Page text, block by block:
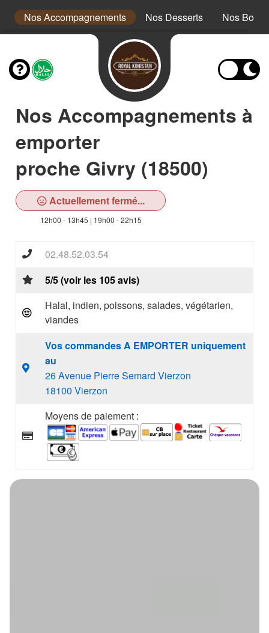
Nos Accompagnements Nos Desserts Nos
Nos Accompagnements à
emporter
proche Givry (18500)
Actuellement fermé...
12h00 - 13h45 | 19h00 - 22h15
02.48.52.03.54
5/5 (voir les 105 avis)
Halal, indien, poissons, salades, végétarien,
viandes
Vos commandes A EMPORTER uniquement
au
26 Avenue Pierre Semard Vierzon
18100 Vierzon
Moyens de paiement :